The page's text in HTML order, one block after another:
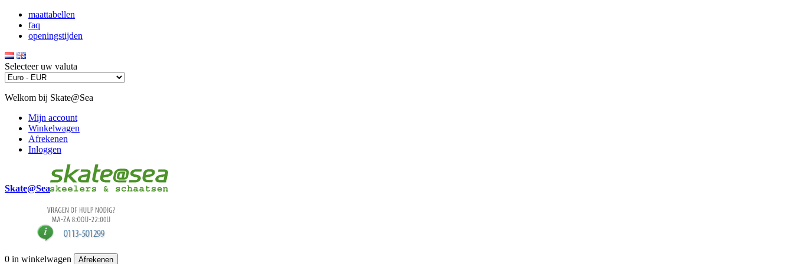
maattabellen
faq
openingstijden
Selecteer uw valuta
Welkom bij Skate@Sea
Mijn account
Winkelwagen
Afrekenen
Inloggen
Skate@Sea
0 in winkelwagen Afrekenen